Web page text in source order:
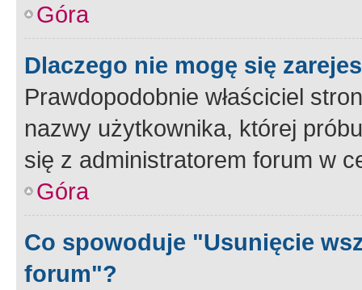
Góra
Dlaczego nie mogę się
Prawdopodobnie właściciel
nazwy użytkownika, której
się z administratorem forum w
Góra
Co spowoduje "Usunięcie
forum"?